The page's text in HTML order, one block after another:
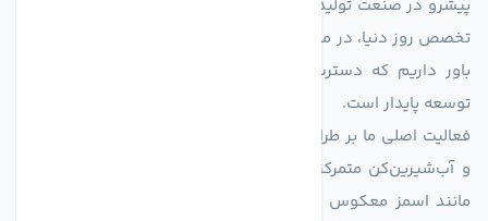
پیشرو در صنعت تولید تجهیزات تصفیه آب، با تکیه بر دانش فنی و
تخصص روز دنیا، در مسیر تأمین آب سالم و پایدار گام برمی‌دارد. ما
باور داریم که دسترسی به آب پاک، یک حق اساسی و زیربنای
توسعه پایدار است.
فعالیت اصلی ما بر طراحی و تولید سیستم‌های پیشرفته تصفیه آب
و آب‌شیرین‌کن متمرکز است. ما با بهره‌گیری از فناوری‌های نوین